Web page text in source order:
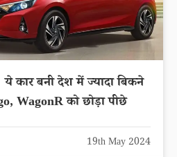
कार बनी देश में ज्यादा बिकने
WagonR को छोड़ा पीछे
19th May 2024